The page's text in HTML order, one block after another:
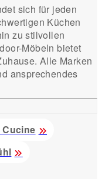
sich für jeden
Küchen
zu stilvollen
Möbeln bietet
Alle Marken
ansprechendes
Cucine